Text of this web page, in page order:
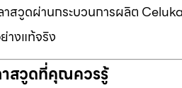
วูดผ่านกระบวนการผลิต
างแท้จริง
สวูดที่คุณควรรู้